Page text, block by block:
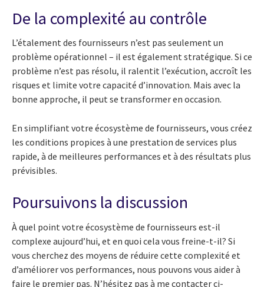
De la complexité au contrôle
L’étalement des fournisseurs n’est pas seulement un
problème opérationnel – il est également stratégique. Si ce
problème n’est pas résolu, il ralentit l’exécution, accroît les
risques et limite votre capacité d’innovation. Mais avec la
bonne approche, il peut se transformer en occasion.
En simplifiant votre écosystème de fournisseurs, vous créez
les conditions propices à une prestation de services plus
rapide, à de meilleures performances et à des résultats plus
prévisibles.
Poursuivons la discussion
À quel point votre écosystème de fournisseurs est-il
complexe aujourd’hui, et en quoi cela vous freine-t-il? Si
vous cherchez des moyens de réduire cette complexité et
d’améliorer vos performances, nous pouvons vous aider à
faire le premier pas. N’hésitez pas à me contacter ci-